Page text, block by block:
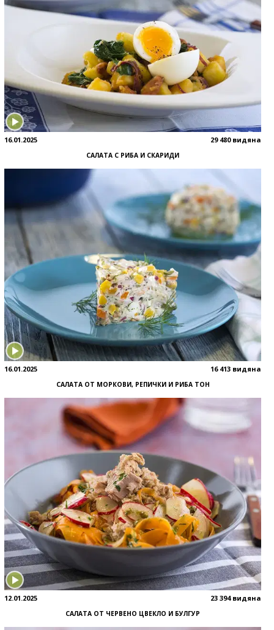
16.01.2025 29 480 видяна
САЛАТА С РИБА И СКАРИДИ
16.01.2025 16 413 видяна
САЛАТА ОТ МОРКОВИ, РЕПИЧКИ И РИБА ТОН
12.01.2025 23 394 видяна
САЛАТА ОТ ЧЕРВЕНО ЦВЕКЛО И БУЛГУР